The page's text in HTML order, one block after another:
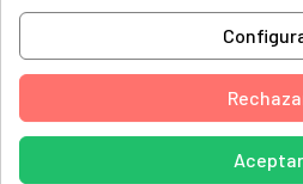
BSH, 3CS404B
Aceptar